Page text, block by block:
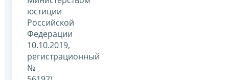
юстиции
Российской
Федерации
10.10.2019,
регистрационный
№